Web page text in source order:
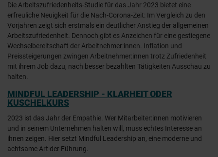
Die Arbeitszufriedenheits-Studie für das Jahr 2023 bietet eine
erfreuliche Neuigkeit für die Nach-Corona-Zeit: Im Vergleich zu den
Vorjahren zeigt sich erstmals ein deutlicher Anstieg der allgemeinen
Arbeitszufriedenheit. Dennoch gibt es Anzeichen für eine gestiegene
Wechselbereitschaft der Arbeitnehmer:innen. Inflation und
Preissteigerungen zwingen Arbeitnehmer:innen trotz Zufriedenheit
mit ihrem Job dazu, nach besser bezahlten Tätigkeiten Ausschau zu
halten.
MINDFUL LEADERSHIP - KLARHEIT ODER
KUSCHELKURS
2023 ist das Jahr der Empathie. Wer Mitarbeiter:innen motivieren
und in seinem Unternehmen halten will, muss echtes Interesse an
ihnen zeigen. Hier setzt Mindful Leadership an, eine moderne und
achtsame Art der Führung.